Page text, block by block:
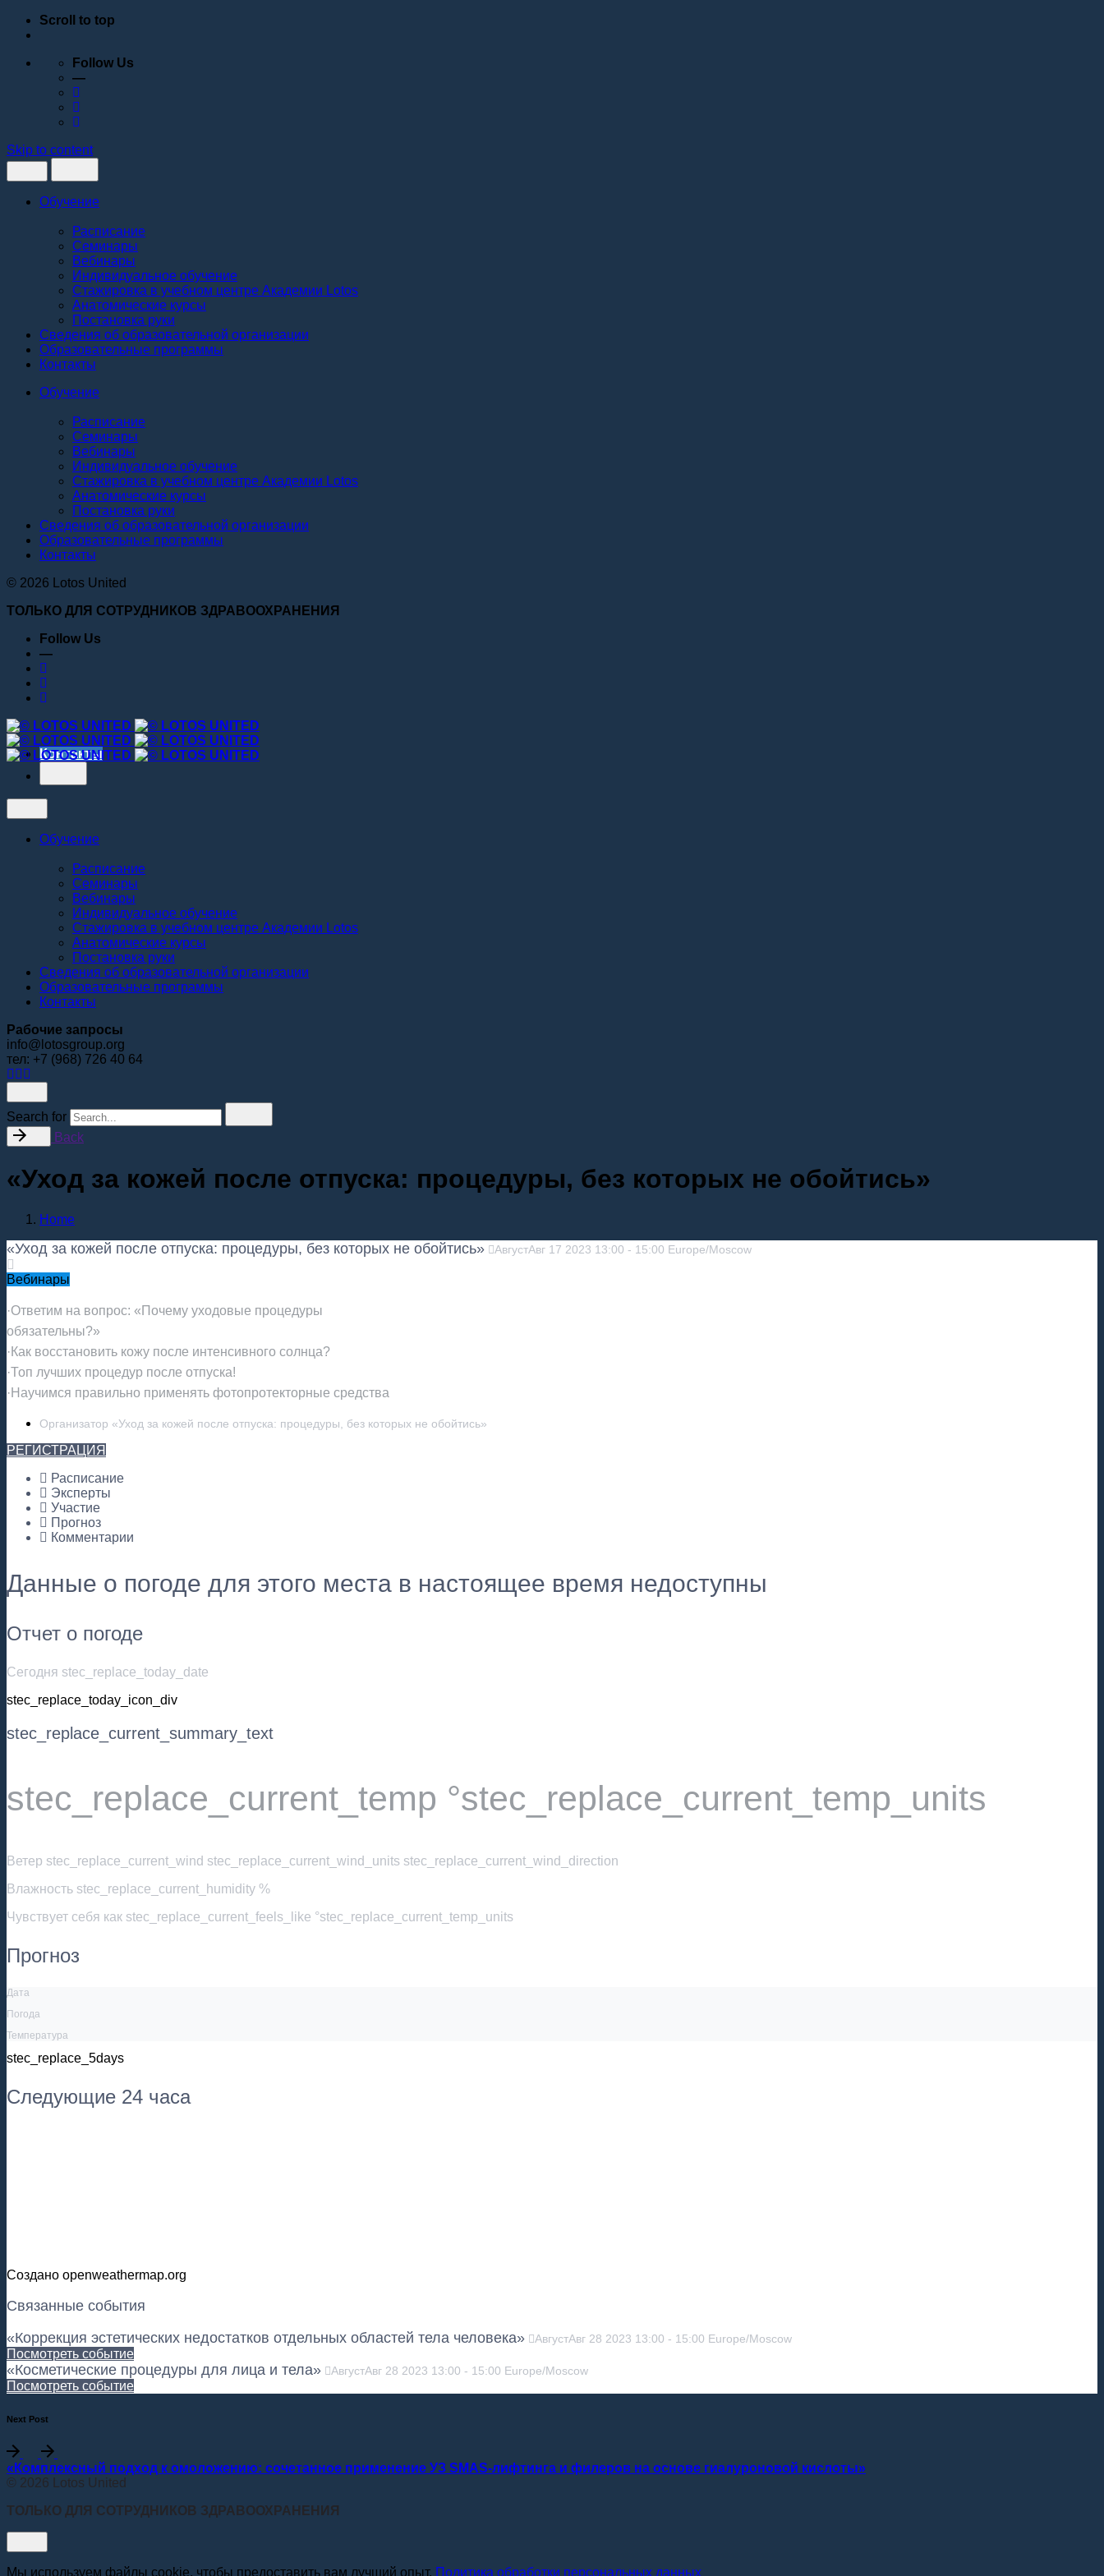
Scroll to top
Follow Us
—
Skip to content
Обучение
Расписание
Семинары
Вебинары
Индивидуальное обучение
Стажировка в учебном центре Академии Lotos
Анатомические курсы
Постановка руки
Сведения об образовательной организации
Образовательные программы
Контакты
Обучение
Расписание
Семинары
Вебинары
Индивидуальное обучение
Стажировка в учебном центре Академии Lotos
Анатомические курсы
Постановка руки
Сведения об образовательной организации
Образовательные программы
Контакты
© 2026 Lotos United
ТОЛЬКО ДЛЯ СОТРУДНИКОВ ЗДРАВООХРАНЕНИЯ
Follow Us
—
Контакты
Обучение
Расписание
Семинары
Вебинары
Индивидуальное обучение
Стажировка в учебном центре Академии Lotos
Анатомические курсы
Постановка руки
Сведения об образовательной организации
Образовательные программы
Контакты
Рабочие запросы
info@lotosgroup.org
тел: +7 (968) 726 40 64
Search for
Back
«Уход за кожей после отпуска: процедуры, без которых не обойтись»
Home
«Уход за кожей после отпуска: процедуры, без которых не обойтись» АвгустАвг 17 2023 13:00 - 15:00 Europe/Moscow
Вебинары
·Ответим на вопрос: «Почему уходовые процедуры
обязательны?»
·Как восстановить кожу после интенсивного солнца?
·Топ лучших процедур после отпуска!
·Научимся правильно применять фотопротекторные средства
Организатор «Уход за кожей после отпуска: процедуры, без которых не обойтись»
РЕГИСТРАЦИЯ
Расписание
Эксперты
Участие
Прогноз
Комментарии
Данные о погоде для этого места в настоящее время недоступны
Отчет о погоде
Сегодня stec_replace_today_date
stec_replace_today_icon_div
stec_replace_current_summary_text
stec_replace_current_temp °stec_replace_current_temp_units
Ветер stec_replace_current_wind stec_replace_current_wind_units stec_replace_current_wind_direction
Влажность stec_replace_current_humidity %
Чувствует себя как stec_replace_current_feels_like °stec_replace_current_temp_units
Прогноз
Дата
Погода
Температура
stec_replace_5days
Следующие 24 часа
Создано openweathermap.org
Связанные события
«Коррекция эстетических недостатков отдельных областей тела человека»
АвгустАвг 28 2023 13:00 - 15:00 Europe/Moscow
Посмотреть событие
«Косметические процедуры для лица и тела» АвгустАвг 28 2023 13:00 - 15:00 Europe/Moscow
Посмотреть событие
Next Post
«Комплексный подход к омоложению: сочетанное применение УЗ SMAS-лифтинга и филеров на основе гиалуроновой кислоты»
© 2026 Lotos United
ТОЛЬКО ДЛЯ СОТРУДНИКОВ ЗДРАВООХРАНЕНИЯ
Мы используем файлы cookie, чтобы предоставить вам лучший опыт. Политика обработки персональных данных